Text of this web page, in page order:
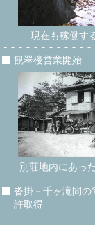
現在も稼働す
観翠楼営業開始
別荘地内にあっ
沓掛－千ヶ滝間の
許取得